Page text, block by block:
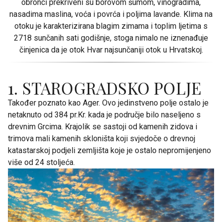
obronci prekriveni su borovom šumom, vinogradima,
nasadima maslina, voća i povrća i poljima lavande. Klima na
otoku je karakterizirana blagim zimama i toplim ljetima s
2718 sunčanih sati godišnje, stoga nimalo ne iznenađuje
činjenica da je otok Hvar najsunčaniji otok u Hrvatskoj.
1. STAROGRADSKO POLJE
Također poznato kao Ager. Ovo jedinstveno polje ostalo je
netaknuto od 384 pr.Kr. kada je područje bilo naseljeno s
drevnim Grcima. Krajolik se sastoji od kamenih zidova i
trimova mali kamenih skloništa koji svjedoče o drevnoj
katastarskoj podjeli zemljišta koje je ostalo nepromijenjeno
više od 24 stoljeća.